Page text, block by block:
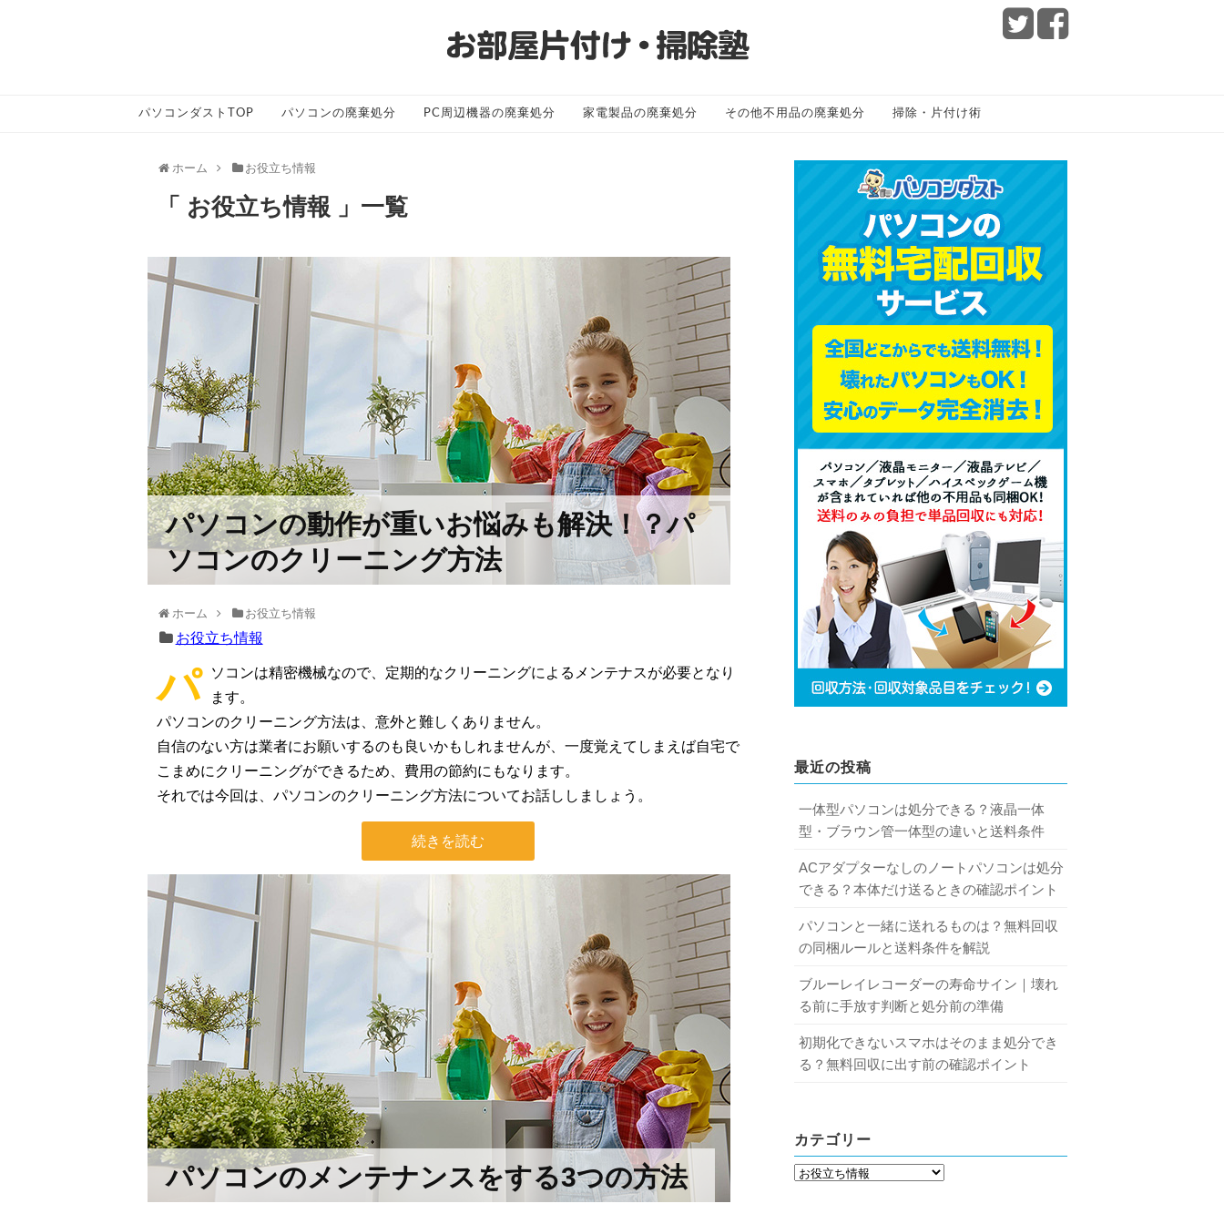
パソコンダストTOP パソコンの廃棄処分 PC周辺機器の廃棄処分 家電製品の廃棄処分 その他不用品の廃棄処分 掃除・片付け術
ホーム お役立ち情報
「 お役立ち情報 」一覧
パソコンの動作が重いお悩みも解決！？パ
ソコンのクリーニング方法
ホーム お役立ち情報
お役立ち情報
パ
ソコンは精密機械なので、定期的なクリーニングによるメンテナスが必要となり
ます。
パソコンのクリーニング方法は、意外と難しくありません。
自信のない方は業者にお願いするのも良いかもしれませんが、一度覚えてしまえば自宅で
こまめにクリーニングができるため、費用の節約にもなります。
それでは今回は、パソコンのクリーニング方法についてお話ししましょう。
続きを読む
パソコンのメンテナンスをする3つの方法
最近の投稿
一体型パソコンは処分できる？液晶一体
型・ブラウン管一体型の違いと送料条件
ACアダプターなしのノートパソコンは処分
できる？本体だけ送るときの確認ポイント
パソコンと一緒に送れるものは？無料回収
の同梱ルールと送料条件を解説
ブルーレイレコーダーの寿命サイン｜壊れ
る前に手放す判断と処分前の準備
初期化できないスマホはそのまま処分でき
る？無料回収に出す前の確認ポイント
カテゴリー